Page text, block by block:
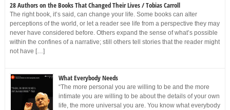
28 Authors on the Books That Changed Their Lives / Tobias Carroll
The right book, it’s said, can change your life. Some books can alter
perceptions of the world, or let a reader see life from a perspective they may
never have considered before. Others expand the sense of what’s possible
within the confines of a narrative; still others tell stories that the reader might
not have […]
What Everybody Needs
“The more personal you are willing to be and the more
intimate you are willing to be about the details of your own
life, the more universal you are. You know what everybody